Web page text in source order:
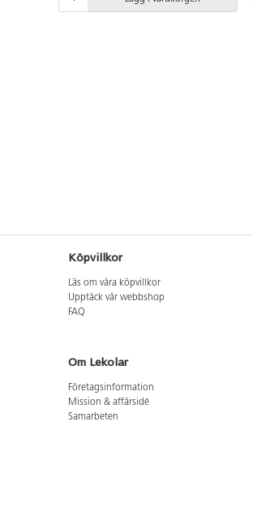
former (10 i varje färgnyans). Setet
Köpvillkor
Läs om våra köpvillkor
Upptäck vår webbshop
FAQ
Om Lekolar
Företagsinformation
Mission & affärsidé
Samarbeten